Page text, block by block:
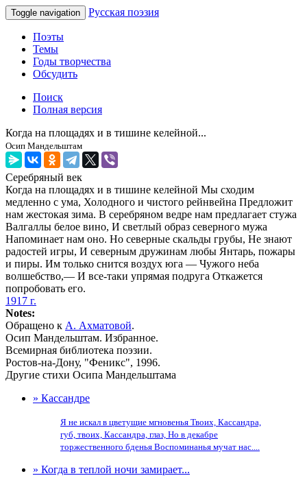
Toggle navigation Русская поэзия
Поэты
Темы
Годы творчества
Обсудить
Поиск
Полная версия
Когда на площадях и в тишине келейной...
Осип Мандельштам
Серебряный век
Когда на площадях и в тишине келейной Мы сходим
медленно с ума, Холодного и чистого рейнвейна Предложит
нам жестокая зима. В серебряном ведре нам предлагает стужа
Валгаллы белое вино, И светлый образ северного мужа
Напоминает нам оно. Но северные скальды грубы, Не знают
радостей игры, И северным дружинам любы Янтарь, пожары
и пиры. Им только снится воздух юга — Чужого неба
волшебство,— И все-таки упрямая подруга Откажется
попробовать его.
1917 г.
Notes:
Обращено к А. Ахматовой.
Осип Мандельштам. Избранное.
Всемирная библиотека поэзии.
Ростов-на-Дону, "Феникс", 1996.
Другие стихи Осипа Мандельштама
» Кассандре
Я не искал в цветущие мгновенья Твоих, Кассандра,
губ, твоих, Кассандра, глаз, Но в декабре
торжественного бденья Воспоминанья мучат нас....
» Когда в теплой ночи замирает...